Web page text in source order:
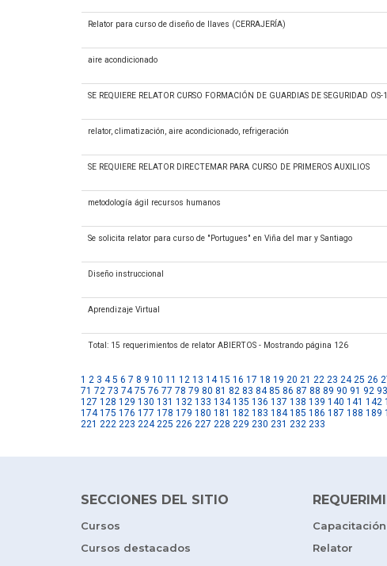
Relator para curso de diseño de llaves (CERRAJERÍA)
aire acondicionado
SE REQUIERE RELATOR CURSO FORMACIÓN DE GUARDIAS DE SEGURIDAD
relator, climatización, aire acondicionado, refrigeración
SE REQUIERE RELATOR DIRECTEMAR PARA CURSO DE PRIMEROS AUXILIOS
metodología ágil recursos humanos
Se solicita relator para curso de "Portugues" en Viña del mar y Santiago
Diseño instruccional
Aprendizaje Virtual
Total: 15 requerimientos de relator ABIERTOS - Mostrando página 126
1 2 3 4 5 6 7 8 9 10 11 12 13 14 15 16 17 18 19 20 21 22 23 24 25 26
71 72 73 74 75 76 77 78 79 80 81 82 83 84 85 86 87 88 89 90 91 92 93
127 128 129 130 131 132 133 134 135 136 137 138 139 140 141 142
174 175 176 177 178 179 180 181 182 183 184 185 186 187 188 189
221 222 223 224 225 226 227 228 229 230 231 232 233
SECCIONES DEL SITIO
Cursos
Cursos destacados
Capacitación
Relator